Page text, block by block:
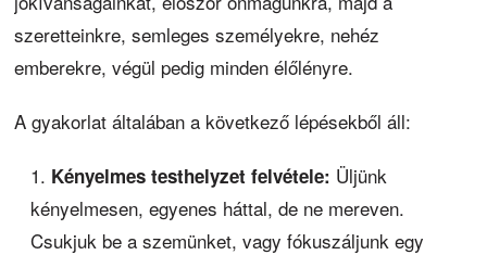
szeretteinkre, semleges személyekre, nehéz
emberekre, végül pedig minden élőlényre.
A gyakorlat általában a következő lépésekből áll:
Kényelmes testhelyzet felvétele: Üljünk
kényelmesen, egyenes háttal, de ne mereven.
Csukjuk be a szemünket, vagy fókuszáljunk egy